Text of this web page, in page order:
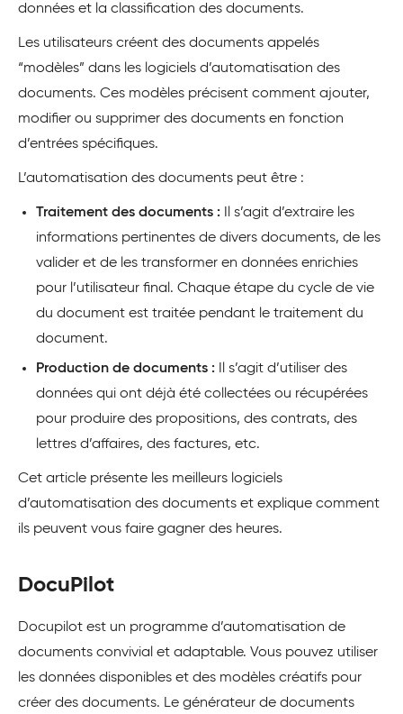
données et la classification des documents.
Les utilisateurs créent des documents appelés
“modèles” dans les logiciels d’automatisation des
documents. Ces modèles précisent comment ajouter,
modifier ou supprimer des documents en fonction
d’entrées spécifiques.
L’automatisation des documents peut être :
Traitement des documents : Il s’agit d’extraire les
informations pertinentes de divers documents, de les
valider et de les transformer en données enrichies
pour l’utilisateur final. Chaque étape du cycle de vie
du document est traitée pendant le traitement du
document.
Production de documents : Il s’agit d’utiliser des
données qui ont déjà été collectées ou récupérées
pour produire des propositions, des contrats, des
lettres d’affaires, des factures, etc.
Cet article présente les meilleurs logiciels
d’automatisation des documents et explique comment
ils peuvent vous faire gagner des heures.
DocuPilot
Docupilot est un programme d’automatisation de
documents convivial et adaptable. Vous pouvez utiliser
les données disponibles et des modèles créatifs pour
créer des documents. Le générateur de documents